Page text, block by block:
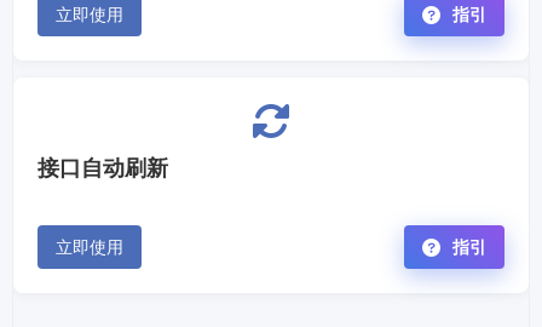
立即使用 指引
接口自动刷新
立即使用 指引